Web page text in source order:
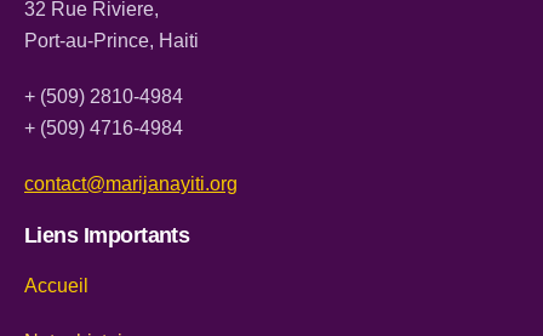
32 Rue Riviere,
Port-au-Prince, Haiti
+ (509) 2810-4984
+ (509) 4716-4984
contact@marijanayiti.org
Liens Importants
Accueil